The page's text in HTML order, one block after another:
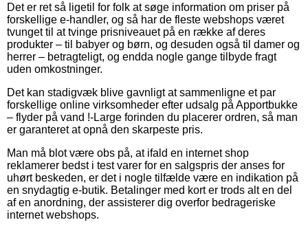
Det er ret så ligetil for folk at søge information om priser på
forskellige e-handler, og så har de fleste webshops været
tvunget til at tvinge prisniveauet på en række af deres
produkter – til babyer og børn, og desuden også til damer og
herrer – betragteligt, og endda nogle gange tilbyde fragt
uden omkostninger.
Det kan stadigvæk blive gavnligt at sammenligne et par
forskellige online virksomheder efter udsalg på Apportbukke
– flyder på vand !-Large forinden du placerer ordren, så man
er garanteret at opnå den skarpeste pris.
Man må blot være obs på, at ifald en internet shop
reklamerer bedst i test varer for en salgspris der anses for
uhørt beskeden, er det i nogle tilfælde være en indikation på
en snydagtig e-butik. Betalinger med kort er trods alt en del
af en anordning, der assisterer dig overfor bedrageriske
internet webshops.